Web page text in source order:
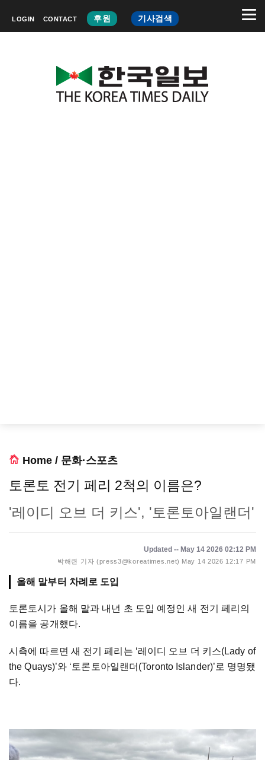
LOGIN CONTACT 후원 기사검색
Home / 문화·스포츠
토론토 전기 페리 2척의 이름은?
'레이디 오브 더 키스', '토론토아일랜더'
Updated -- May 14 2026 02:12 PM
박해련 기자 (press3@koreatimes.net) May 14 2026 12:17 PM
올해 말부터 차례로 도입
토론토시가 올해 말과 내년 초 도입 예정인 새 전기 페리의
이름을 공개했다.
시측에 따르면 새 전기 페리는 ‘레이디 오브 더 키스(Lady of
the Quays)’와 ‘토론토아일랜더(Toronto Islander)’로 명명됐
다.